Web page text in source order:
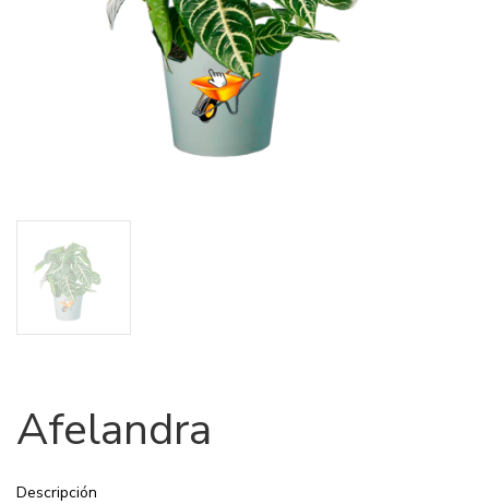
Afelandra
Descripción